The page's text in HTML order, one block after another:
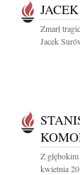
Zmarł
Jacek
Z
kwietnia